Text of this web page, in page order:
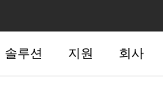
솔루션 지원 회사